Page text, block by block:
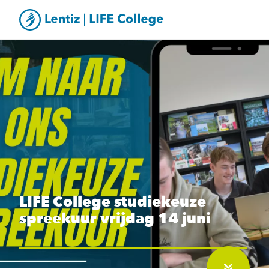
LIFE College studiekeuze
spreekuur vrijdag 14 juni